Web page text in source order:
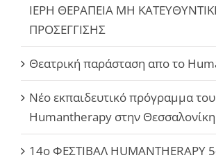
ΙΕΡΗ ΘΕΡΑΠΕΙΑ ΜΗ
ΠΡΟΣΕΓΓΙΣΗΣ
Θεατρική παράσταση απο το
Νέο εκπαιδευτικό πρόγραμμα
Humantherapy στην Θεσσαλονίκη
14ο ΦΕΣΤΙΒΑΛ HUMANTHERAPY